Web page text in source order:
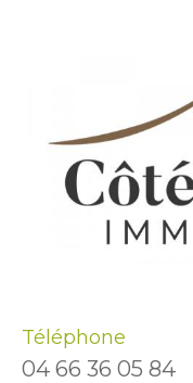
Téléphone
04 66 36 05 84